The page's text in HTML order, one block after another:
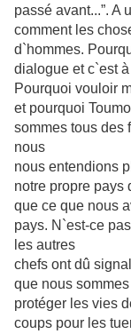
passé avant...”. A
comment les
d`hommes.
dialogue et c`est
Pourquoi vouloir
et pourquoi
sommes tous des
nous
nous entendions
notre propre pays
que ce que nous
pays. N`est-ce
les autres
chefs ont dû
que nous
protéger les vies
coups pour les